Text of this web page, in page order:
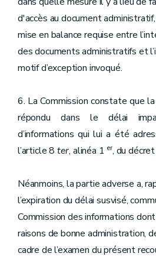
d'accès au document
mise en balance requise entre
des documents administratifs et
motif d’exception invoqué.
6. La Commission constate que
répondu dans le délai
d’informations qui lui a été
l’article 8 ter, alinéa 1 er, du
Néanmoins, la partie adverse a,
l’expiration du délai susvisé,
Commission des informations
raisons de bonne administration,
cadre de l’examen du présent